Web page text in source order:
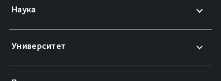
Наука
Университет